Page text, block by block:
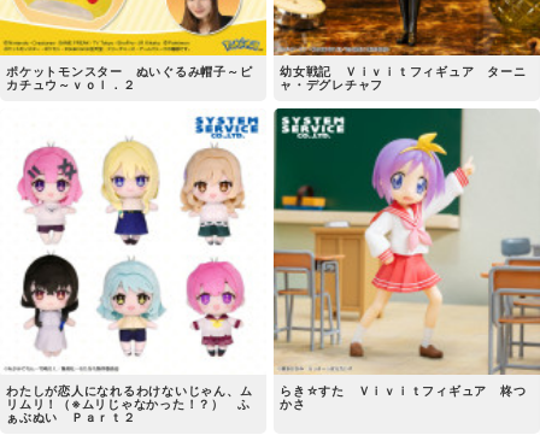
ポケットモンスター ぬいぐるみ帽子～ピ
カチュウ～ｖｏｌ．２
幼女戦記 Ｖｉｖｉｔフィギュア ターニ
ャ・デグレチャフ
わたしが恋人になれるわけないじゃん、ム
リムリ！（※ムリじゃなかった！？） ふ
ぁぶぬい Ｐａｒｔ２
らき☆すた Ｖｉｖｉｔフィギュア 柊つ
かさ